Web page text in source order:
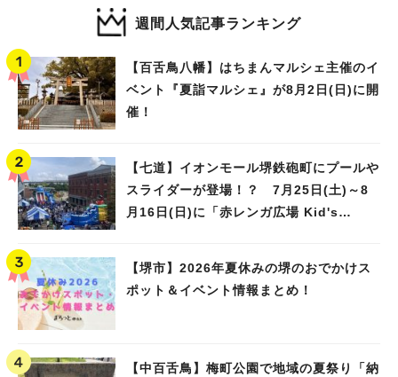
週間人気記事ランキング
【百舌鳥八幡】はちまんマルシェ主催のイ
ベント『夏詣マルシェ』が8月2日(日)に開
催！
【七道】イオンモール堺鉄砲町にプールや
スライダーが登場！？ 7月25日(土)～8
月16日(日)に「赤レンガ広場 Kid's
【堺市】2026年夏休みの堺のおでかけス
ポット＆イベント情報まとめ！
【中百舌鳥】梅町公園で地域の夏祭り「納